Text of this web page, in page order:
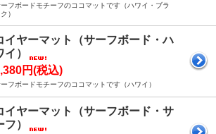
フボードモチーフのココマットです（ハワイ・ブラ
）
イヤーマット（サーフボード・ハ
イ）
円(税込)
フボードモチーフのココマットです（ハワイ）
イヤーマット（サーフボード・サ
フ）